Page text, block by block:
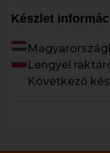
Készlet
Lengyel
Következő